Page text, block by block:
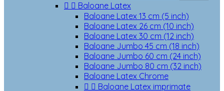
  Baloane Latex
Baloane Latex 13 cm (5 inch)
Baloane Latex 26 cm (10 inch)
Baloane Latex 30 cm (12 inch)
Baloane Jumbo 45 cm (18 inch)
Baloane Jumbo 60 cm (24 inch)
Baloane Jumbo 80 cm (32 inch)
Baloane Latex Chrome
  Baloane Latex imprimate